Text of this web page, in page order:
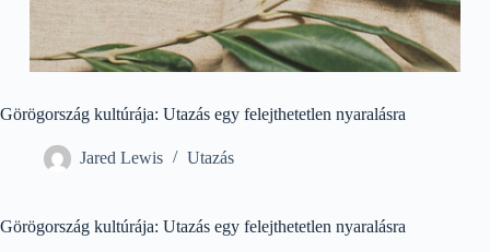
Görögország kultúrája: Utazás egy felejthetetlen nyaralásra
Jared Lewis Utazás
Görögország kultúrája: Utazás egy felejthetetlen nyaralásra